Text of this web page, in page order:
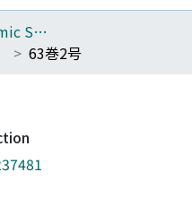
007_Related Academic Societies
63巻2号